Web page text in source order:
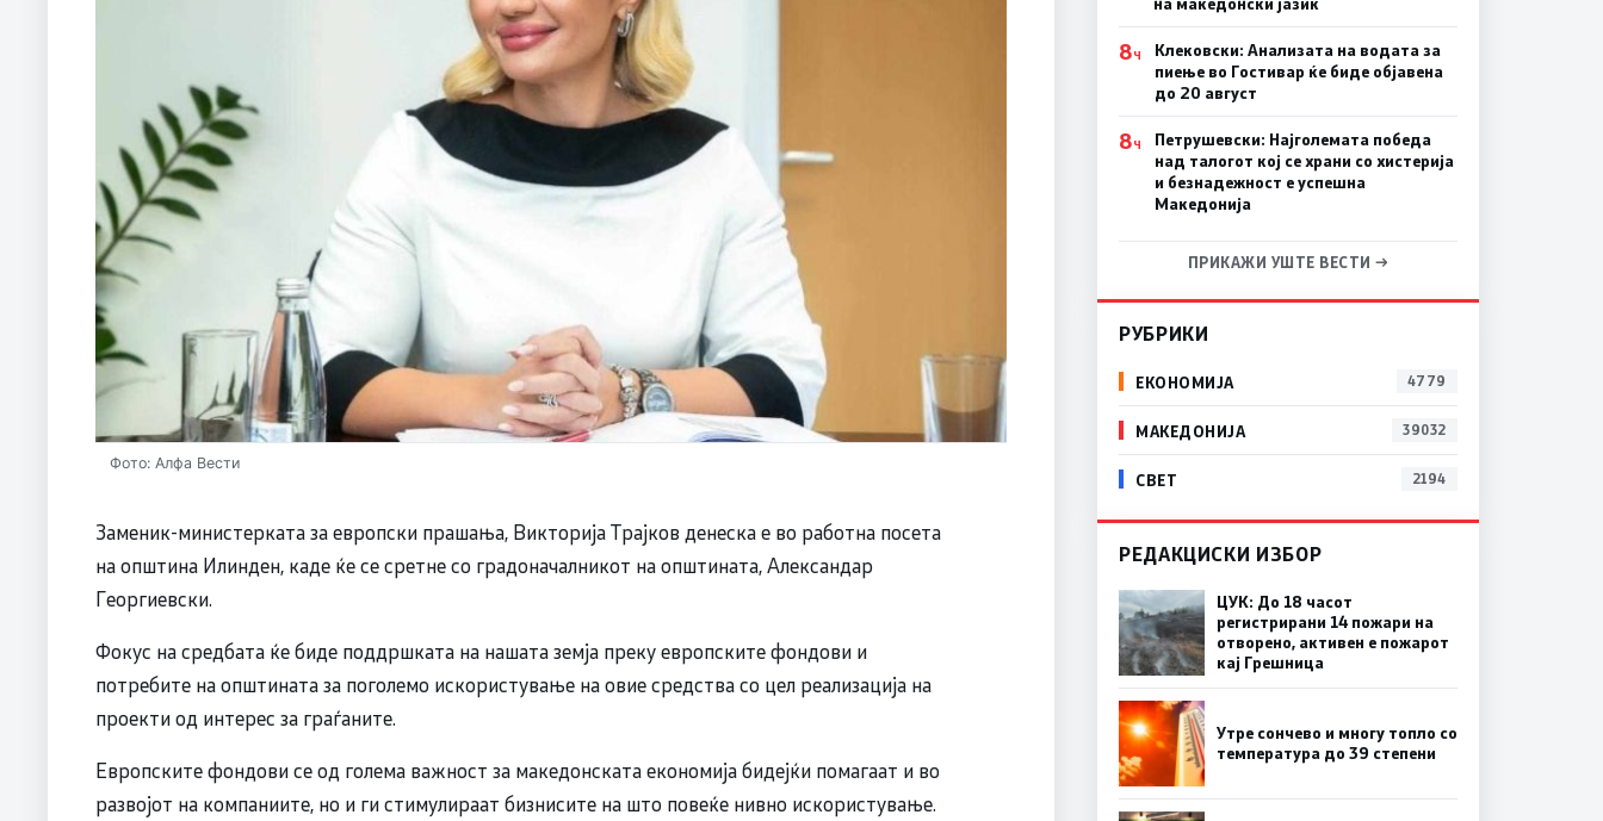
Фото: Алфа Вести
Заменик-министерката за европски прашања, Викторија Трајков денеска е во работна посета
на општина Илинден, каде ќе се сретне со градоначалникот на општината, Александар
Георгиевски.
Фокус на средбата ќе биде поддршката на нашата земја преку европските фондови и
потребите на општината за поголемо искористување на овие средства со цел реализација на
проекти од интерес за граѓаните.
Европските фондови се од голема важност за македонската економија бидејќи помагаат и во
развојот на компаниите, но и ги стимулираат бизнисите на што повеќе нивно искористување.
8Ч
Клековски: Анализата на водата за
пиење во Гостивар ќе биде објавена
до 20 август
8Ч
Петрушевски: Најголемата победа
над талогот кој се храни со хистерија
и безнадежност е успешна
Македонија
ПРИКАЖИ УШТЕ ВЕСТИ →
РУБРИКИ
ЕКОНОМИЈА 4779
МАКЕДОНИЈА 39032
СВЕТ 2194
РЕДАКЦИСКИ ИЗБОР
ЦУК: До 18 часот
регистрирани 14 пожари на
отворено, активен е пожарот
кај Грешница
Утре сончево и многу топло со
температура до 39 степени